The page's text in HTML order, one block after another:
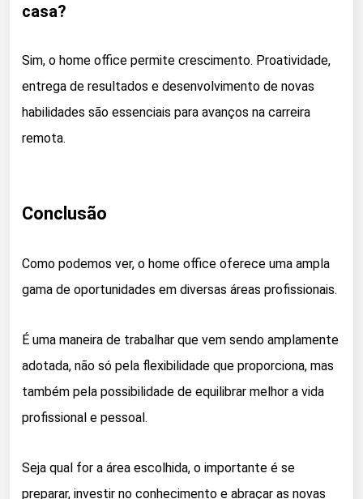
casa?
Sim, o home office permite crescimento. Proatividade,
entrega de resultados e desenvolvimento de novas
habilidades são essenciais para avanços na carreira
remota.
Conclusão
Como podemos ver, o home office oferece uma ampla
gama de oportunidades em diversas áreas profissionais.
É uma maneira de trabalhar que vem sendo amplamente
adotada, não só pela flexibilidade que proporciona, mas
também pela possibilidade de equilibrar melhor a vida
profissional e pessoal.
Seja qual for a área escolhida, o importante é se
preparar, investir no conhecimento e abraçar as novas